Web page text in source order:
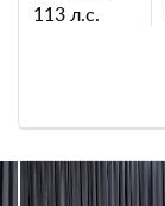
113 л.с.